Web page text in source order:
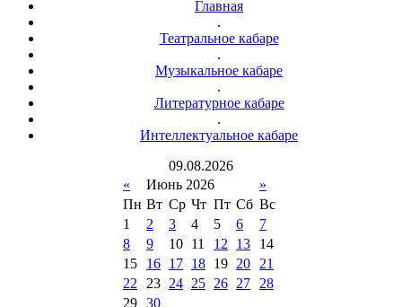
Главная
.
Театральное кабаре
.
Музыкальное кабаре
.
Литературное кабаре
.
Интеллектуальное кабаре
09.08.2026
«
Июнь 2026
»
Пн Вт Ср Чт Пт Сб Вс
1
2 3 4 5 6
7
8
9 10 11 12 13
14
15
16 17 18 19 20
21
22
23 24 25 26 27
28
29 30